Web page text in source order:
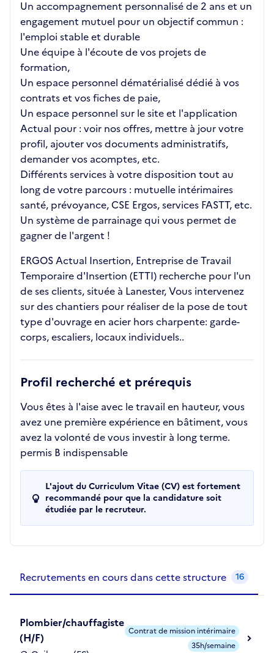
Un accompagnement personnalisé de 2 ans et un
engagement mutuel pour un objectif commun :
l'emploi stable et durable
Une équipe à l'écoute de vos projets de
formation,
Un espace personnel dématérialisé dédié à vos
contrats et vos fiches de paie,
Un espace personnel sur le site et l'application
Actual pour : voir nos offres, mettre à jour votre
profil, ajouter vos documents administratifs,
demander vos acomptes, etc.
Différents services à votre disposition tout au
long de votre parcours : mutuelle intérimaires
santé, prévoyance, CSE Ergos, services FASTT, etc.
Un système de parrainage qui vous permet de
gagner de l'argent !
ERGOS Actual Insertion, Entreprise de Travail
Temporaire d'Insertion (ETTI) recherche pour l'un
de ses clients, située à Lanester, Vous intervenez
sur des chantiers pour réaliser de la pose de tout
type d'ouvrage en acier hors charpente: garde-
corps, escaliers, locaux individuels..
Profil recherché et prérequis
Vous êtes à l'aise avec le travail en hauteur, vous
avez une première expérience en bâtiment, vous
avez la volonté de vous investir à long terme.
permis B indispensable
L'ajout du Curriculum Vitae (CV) est fortement
recommandé pour que la candidature soit
étudiée par le recruteur.
Recrutements en cours dans cette structure 16
Plombier/chauffagiste
(H/F)
Contrat de mission intérimaire
35h/semaine